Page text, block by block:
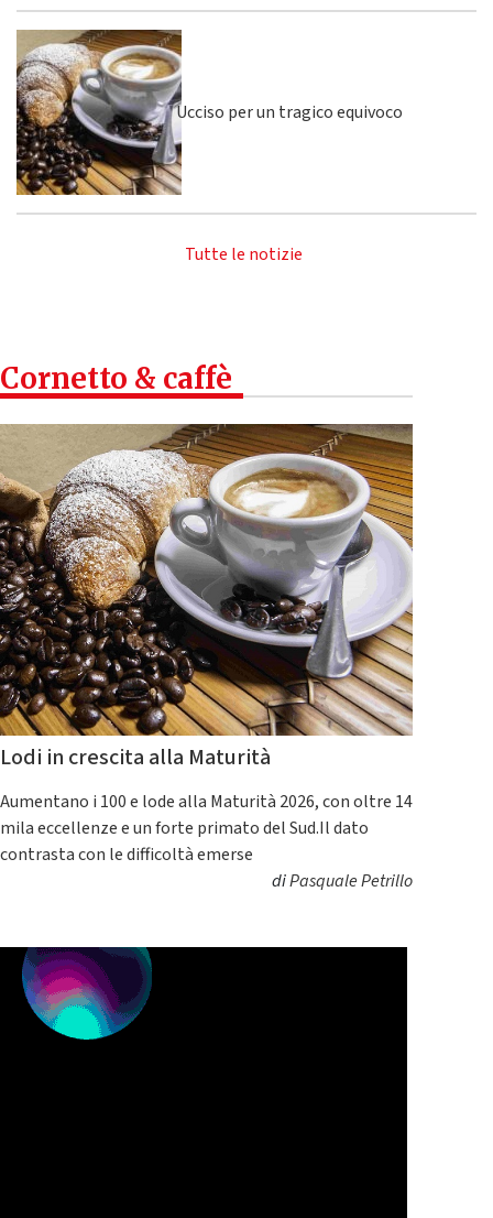
Ucciso per un tragico equivoco
Tutte le notizie
Cornetto & caffè
Lodi in crescita alla Maturità
Aumentano i 100 e lode alla Maturità 2026, con oltre 14
mila eccellenze e un forte primato del Sud.Il dato
contrasta con le difficoltà emerse
diPasquale Petrillo